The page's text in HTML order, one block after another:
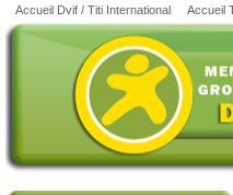
Accueil Dvif / Titi International Accueil